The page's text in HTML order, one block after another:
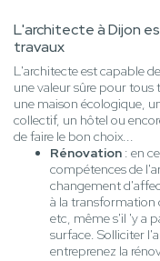
L'architecte à Dijon
travaux
L'architecte est capable
une valeur sûre pour
une maison écologique,
collectif, un hôtel ou
de faire le bon choix...
Rénovation : en
compétences de
changement
à la transformation
etc, même s'il 'y a
surface. Solliciter
entreprenez la